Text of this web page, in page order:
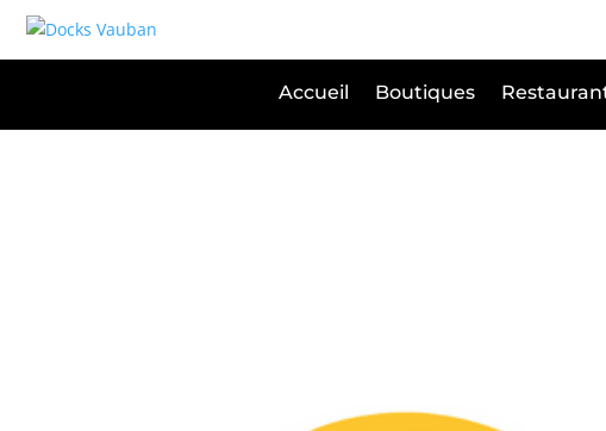
Accueil
Boutiques
Panneau de gestion des cookies